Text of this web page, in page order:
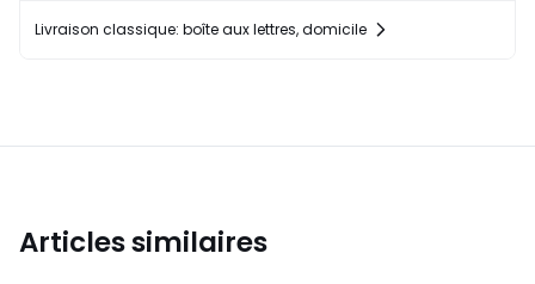
Livraison classique: boîte aux lettres, domicile
Articles similaires